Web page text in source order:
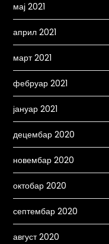
мај 2021
април 2021
март 2021
фебруар 2021
јануар 2021
децембар 2020
новембар 2020
октобар 2020
септембар 2020
август 2020